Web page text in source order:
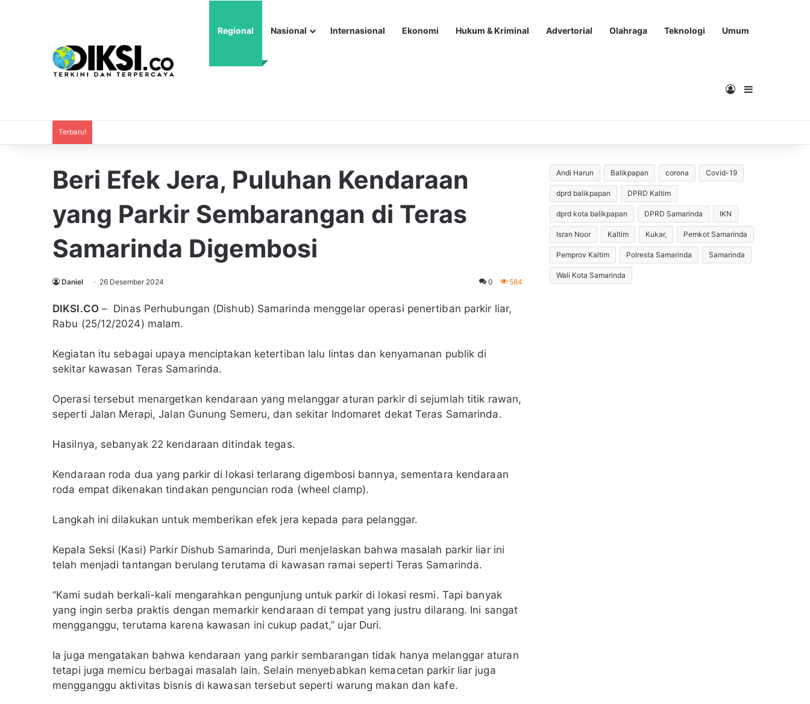
Regional Nasional Internasional Ekonomi Hukum & Kriminal Advertorial Olahraga Teknologi Umum
MasukSidebar
Terbaru!
Beri Efek Jera, Puluhan Kendaraan
yang Parkir Sembarangan di Teras
Samarinda Digembosi
Daniel 26 Desember 2024 0 584
DIKSI.CO– Dinas Perhubungan (Dishub) Samarinda menggelar operasi penertiban parkir liar,
Rabu (25/12/2024) malam.
Kegiatan itu sebagai upaya menciptakan ketertiban lalu lintas dan kenyamanan publik di
sekitar kawasan Teras Samarinda.
Operasi tersebut menargetkan kendaraan yang melanggar aturan parkir di sejumlah titik rawan,
seperti Jalan Merapi, Jalan Gunung Semeru, dan sekitar Indomaret dekat Teras Samarinda.
Hasilnya, sebanyak 22 kendaraan ditindak tegas.
Kendaraan roda dua yang parkir di lokasi terlarang digembosi bannya, sementara kendaraan
roda empat dikenakan tindakan penguncian roda (wheel clamp).
Langkah ini dilakukan untuk memberikan efek jera kepada para pelanggar.
Kepala Seksi (Kasi) Parkir Dishub Samarinda, Duri menjelaskan bahwa masalah parkir liar ini
telah menjadi tantangan berulang terutama di kawasan ramai seperti Teras Samarinda.
“Kami sudah berkali-kali mengarahkan pengunjung untuk parkir di lokasi resmi. Tapi banyak
yang ingin serba praktis dengan memarkir kendaraan di tempat yang justru dilarang. Ini sangat
mengganggu, terutama karena kawasan ini cukup padat,” ujar Duri.
Ia juga mengatakan bahwa kendaraan yang parkir sembarangan tidak hanya melanggar aturan
tetapi juga memicu berbagai masalah lain. Selain menyebabkan kemacetan parkir liar juga
mengganggu aktivitas bisnis di kawasan tersebut seperti warung makan dan kafe.
Andi Harun Balikpapan corona Covid-19
dprd balikpapan DPRD Kaltim
dprd kota balikpapan DPRD Samarinda IKN
Isran Noor Kaltim Kukar, Pemkot Samarinda
Pemprov Kaltim Polresta Samarinda Samarinda
Wali Kota Samarinda